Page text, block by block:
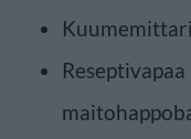
Kuumemittari